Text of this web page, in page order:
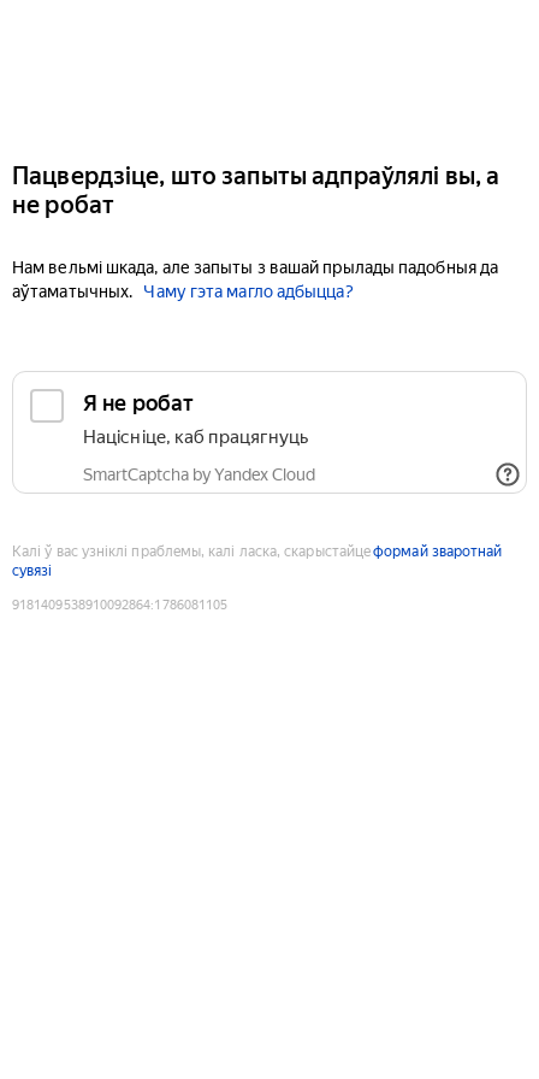
Пацвердзіце, што запыты адпраўлялі вы, а
не робат
Нам вельмі шкада, але запыты з вашай прылады падобныя да
аўтаматычных.
Чаму гэта магло адбыцца?
Я не робат
Націсніце, каб працягнуць
SmartCaptcha by Yandex Cloud
Калі ў вас узніклі праблемы, калі ласка, скарыстайцеформай зваротнай
сувязі
9181409538910092864:1786081105